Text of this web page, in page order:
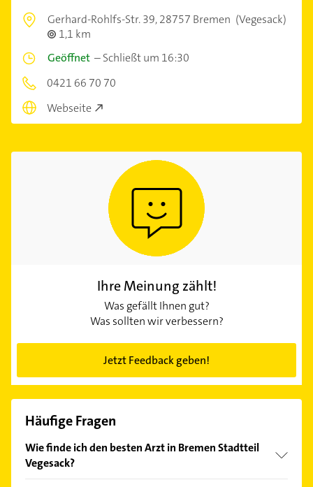
Gerhard-Rohlfs-Str. 39,28757 Bremen (Vegesack)
1,1 km
Geöffnet –Schließt um 16:30
0421 66 70 70
Webseite
Ihre Meinung zählt!
Was gefällt Ihnen gut?
Was sollten wir verbessern?
Jetzt Feedback geben!
Häufige Fragen
Wie finde ich den besten Arzt in Bremen Stadtteil
Vegesack?